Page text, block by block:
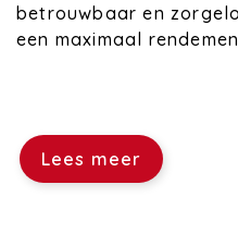
betrouwbaar en
een maximaal
Lees meer